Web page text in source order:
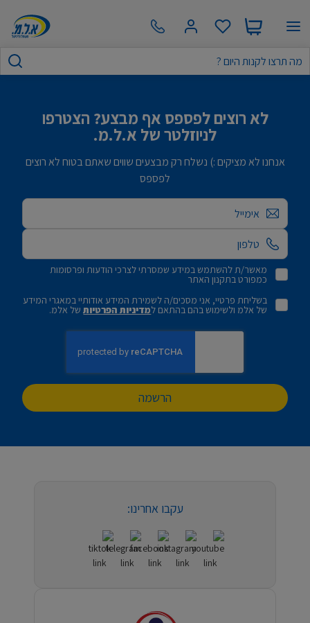
לא רוצים לפספס אף מבצע? הצטרפו
לניוזלטר של א.ל.מ.
אנחנו לא מציקים :) נשלח רק מבצעים שווים שאתם בטוח לא רוצים
לפספס
אימייל
מאשר/ת להשתמש במידע שמסרתי לצרכי הודעות ופרסומות
כמפורט בתקנון האתר
בשליחת פרטיי, אני מסכים/ה לשמירת המידע אודותיי במאגרי המידע
של אלמ ולשימוש בהם בהתאם למדיניות הפרטיותשל אלמ.
הרשמה
עקבו אחרינו: